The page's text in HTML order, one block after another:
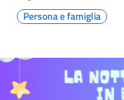
Persona e famiglia